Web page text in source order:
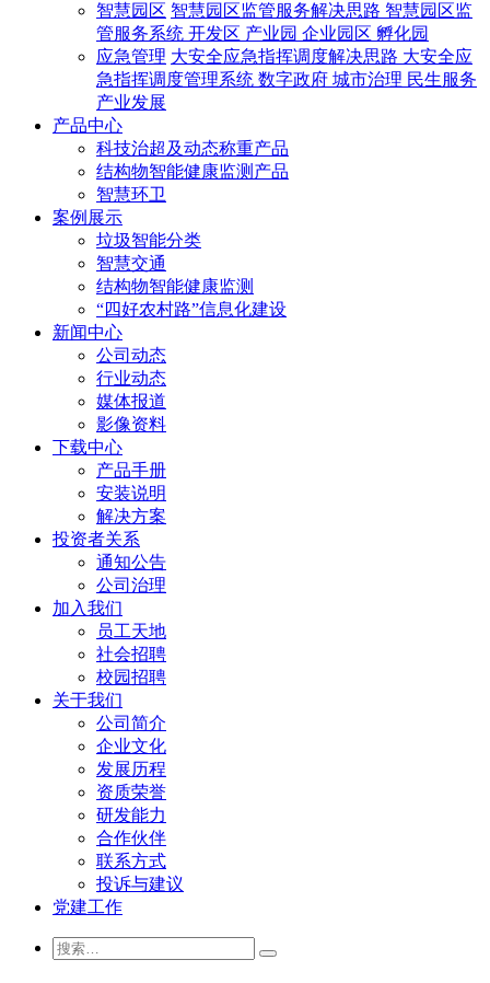
智慧园区 智慧园区监管服务解决思路 智慧园区监
管服务系统 开发区 产业园 企业园区 孵化园
应急管理 大安全应急指挥调度解决思路 大安全应
急指挥调度管理系统 数字政府 城市治理 民生服务
产业发展
产品中心
科技治超及动态称重产品
结构物智能健康监测产品
智慧环卫
案例展示
垃圾智能分类
智慧交通
结构物智能健康监测
“四好农村路”信息化建设
新闻中心
公司动态
行业动态
媒体报道
影像资料
下载中心
产品手册
安装说明
解决方案
投资者关系
通知公告
公司治理
加入我们
员工天地
社会招聘
校园招聘
关于我们
公司简介
企业文化
发展历程
资质荣誉
研发能力
合作伙伴
联系方式
投诉与建议
党建工作